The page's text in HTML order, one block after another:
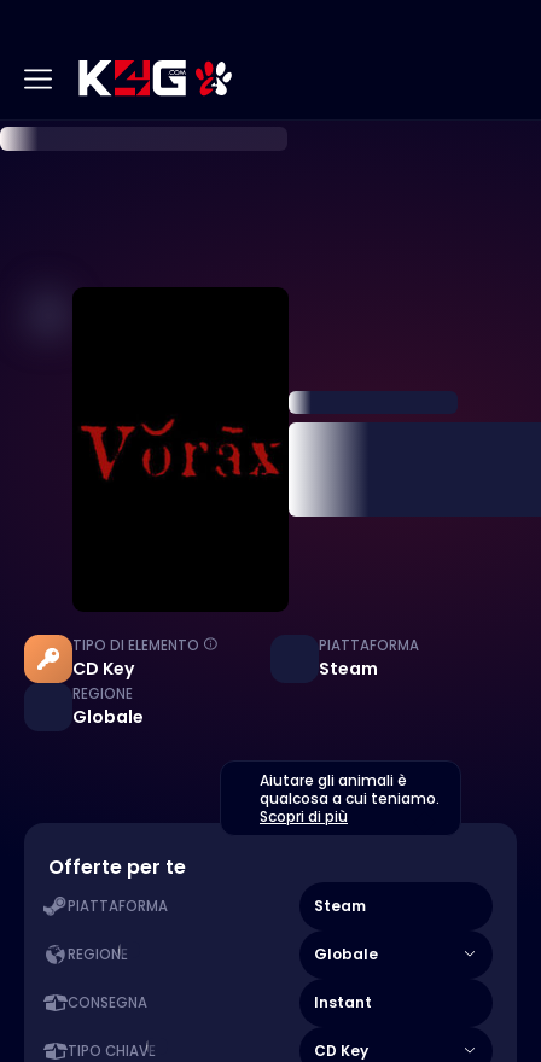
TIPO DI ELEMENTO
CD Key
PIATTAFORMA
Steam
REGIONE
Globale
Aiutare gli animali è
qualcosa a cui teniamo.
Scopri di più
Offerte per te
PIATTAFORMA Steam
REGIONE Globale
CONSEGNA Instant
TIPO CHIAVE CD Key